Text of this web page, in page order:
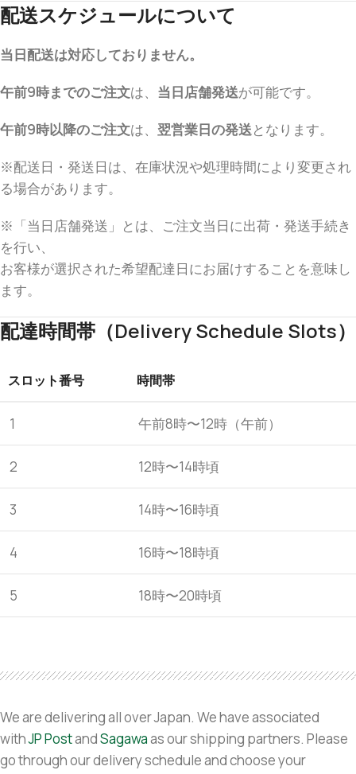
配送スケジュールについて
当日配送は対応しておりません。
午前9時までのご注文は、 当日店舗発送が可能です。
午前9時以降のご注文は、 翌営業日の発送となります。
※配送日・発送日は、在庫状況や処理時間により変更され
る場合があります。
※「当日店舗発送」とは、ご注文当日に出荷・発送手続き
を行い、
お客様が選択された希望配達日にお届けすることを意味し
ます。
配達時間帯（Delivery Schedule Slots）
スロット番号 時間帯
1 午前8時〜12時（午前）
2 12時〜14時頃
3 14時〜16時頃
4 16時〜18時頃
5 18時〜20時頃
We are delivering all over Japan. We have associated
withJP PostandSagawaas our shipping partners. Please
go through our delivery schedule and choose your